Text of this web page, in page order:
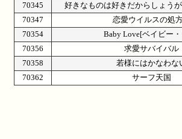
70345
好きなものは好きだからしょう
70347
恋愛ウイルスの処
70354
Baby Love[ベイビー
70356
求愛サバイバル
70358
若様にはかなわな
70362
サーフ天国